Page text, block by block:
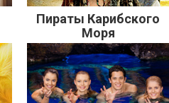
Пираты Карибского
Моря